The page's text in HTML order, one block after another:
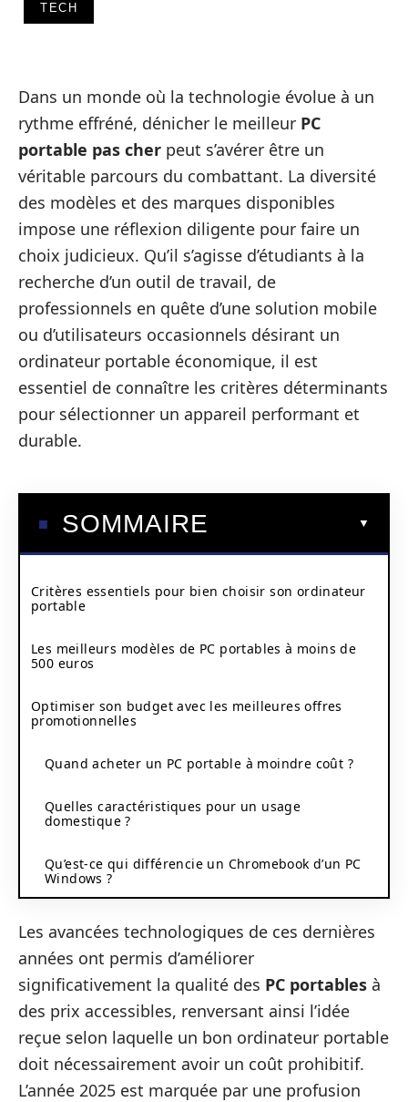
TECH
Dans un monde où la technologie évolue à un
rythme effréné, dénicher le meilleur PC
portable pas cher peut s’avérer être un
véritable parcours du combattant. La diversité
des modèles et des marques disponibles
impose une réflexion diligente pour faire un
choix judicieux. Qu’il s’agisse d’étudiants à la
recherche d’un outil de travail, de
professionnels en quête d’une solution mobile
ou d’utilisateurs occasionnels désirant un
ordinateur portable économique, il est
essentiel de connaître les critères déterminants
pour sélectionner un appareil performant et
durable.
SOMMAIRE
Critères essentiels pour bien choisir son ordinateur
portable
Les meilleurs modèles de PC portables à moins de
500 euros
Optimiser son budget avec les meilleures offres
promotionnelles
Quand acheter un PC portable à moindre coût ?
Quelles caractéristiques pour un usage
domestique ?
Qu’est-ce qui différencie un Chromebook d’un PC
Windows ?
Les avancées technologiques de ces dernières
années ont permis d’améliorer
significativement la qualité des PC portables à
des prix accessibles, renversant ainsi l’idée
reçue selon laquelle un bon ordinateur portable
doit nécessairement avoir un coût prohibitif.
L’année 2025 est marquée par une profusion